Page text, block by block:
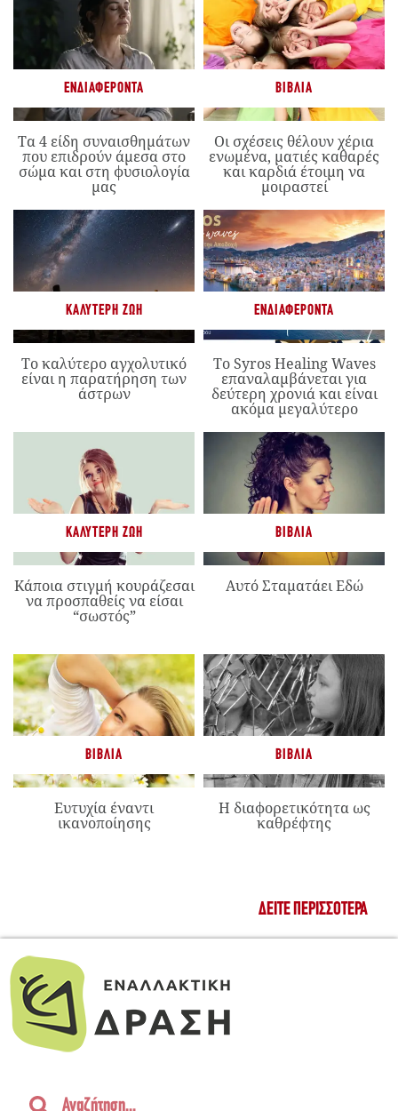
ΕΝΔΙΑΦΈΡΟΝΤΑ
Τα 4 είδη συναισθημάτων
που επιδρούν άμεσα στο
σώμα και στη φυσιολογία
μας
ΒΙΒΛΊΑ
Οι σχέσεις θέλουν χέρια
ενωμένα, ματιές καθαρές
και καρδιά έτοιμη να
μοιραστεί
ΚΑΛΎΤΕΡΗ ΖΩΉ
Το καλύτερο αγχολυτικό
είναι η παρατήρηση των
άστρων
ΕΝΔΙΑΦΈΡΟΝΤΑ
Το Syros Healing Waves
επαναλαμβάνεται για
δεύτερη χρονιά και είναι
ακόμα μεγαλύτερο
ΚΑΛΎΤΕΡΗ ΖΩΉ
Κάποια στιγμή κουράζεσαι
να προσπαθείς να είσαι
“σωστός”
ΒΙΒΛΊΑ
Αυτό Σταματάει Εδώ
ΒΙΒΛΊΑ
Ευτυχία έναντι
ικανοποίησης
ΒΙΒΛΊΑ
Η διαφορετικότητα ως
καθρέφτης
ΔΕΊΤΕ ΠΕΡΙΣΣΌΤΕΡΑ